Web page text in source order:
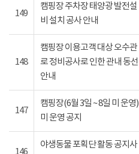
149
캠핑장 주차장 태양광 발전설
비 설치 공사 안내
148
캠핑장 이용고객 대상 오수관
로 정비공사로 인한 관내 동선
안내
147
캠핑장(6월 3일 ~ 8일 미 운영)
미 운영 공지
146
야생동물 포획단 활동 공지사